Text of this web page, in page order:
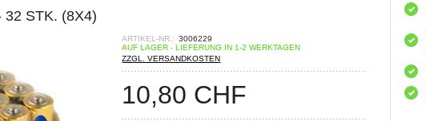
32 STK. (8X4)
ARTIKEL-NR.: 3006229
AUF LAGER - LIEFERUNG IN 1-2 WERKTAGEN
ZZGL. VERSANDKOSTEN
10,80 CHF